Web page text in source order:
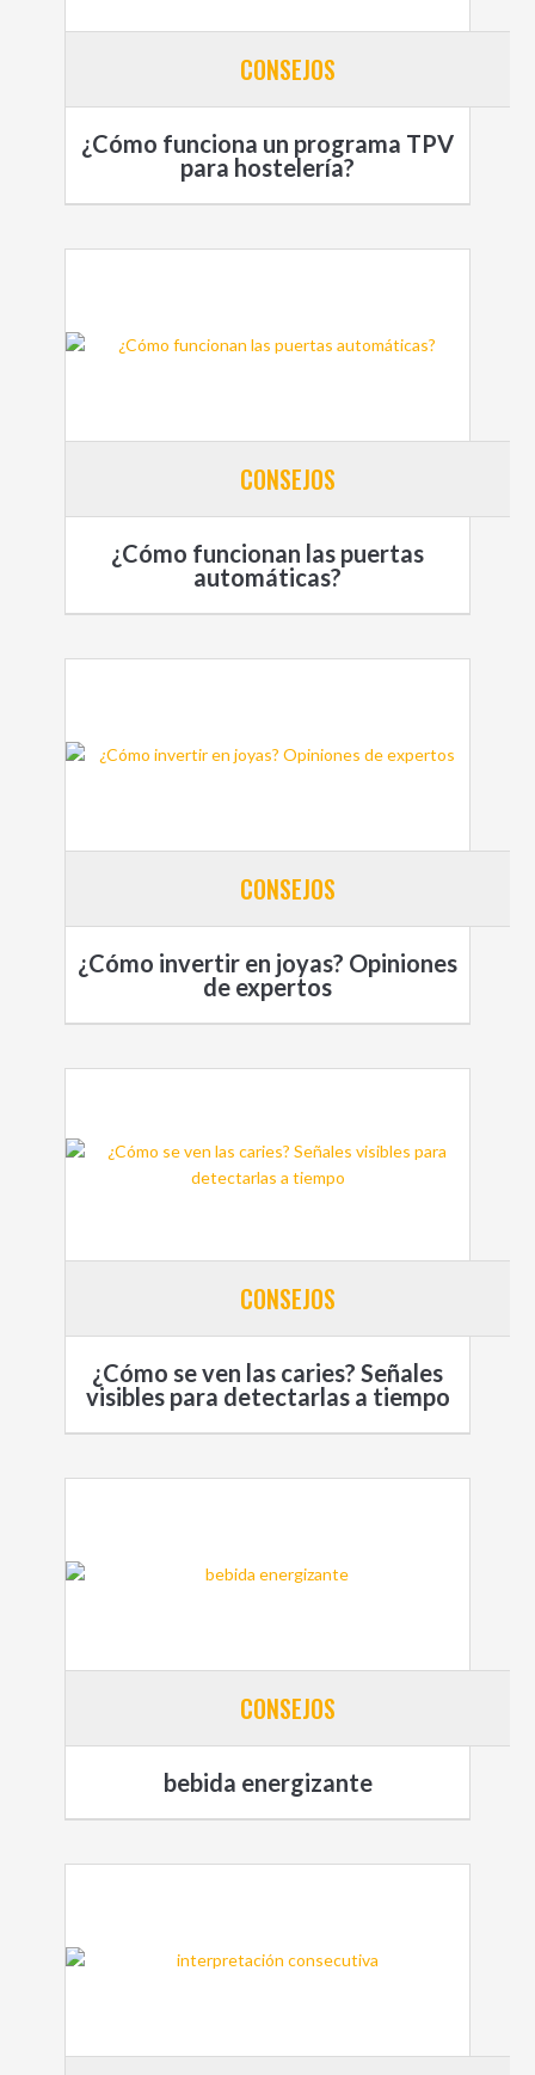
CONSEJOS
¿Cómo funciona un programa TPV
para hostelería?
CONSEJOS
¿Cómo funcionan las puertas
automáticas?
CONSEJOS
¿Cómo invertir en joyas? Opiniones
de expertos
CONSEJOS
¿Cómo se ven las caries? Señales
visibles para detectarlas a tiempo
CONSEJOS
bebida energizante